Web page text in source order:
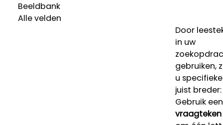
Beeldbank
Alle velden
Door
in uw
gebruiken,
u
juist breder:
Gebruik een